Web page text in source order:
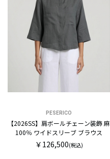
PESERICO
【2026SS】肩ボールチェーン装飾 麻
100％ ワイドスリーブ ブラウス
￥126,500(税込)